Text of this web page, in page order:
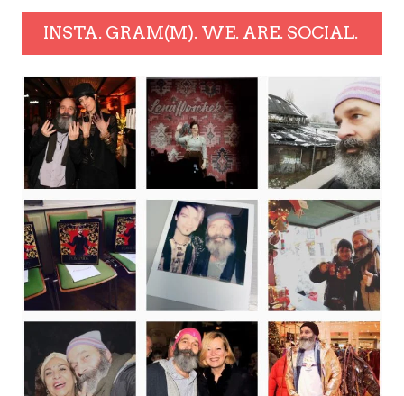
INSTA. GRAM(M). WE. ARE. SOCIAL.